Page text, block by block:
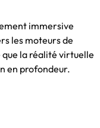
immersive
les moteurs de
la réalité virtuelle
en profondeur.